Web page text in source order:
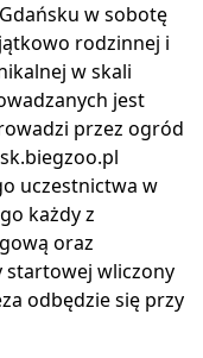
w sobotę
rodzinnej i
w skali
jest
przez ogród
uczestnictwa w
każdy z
oraz
startowej wliczony
odbędzie się przy